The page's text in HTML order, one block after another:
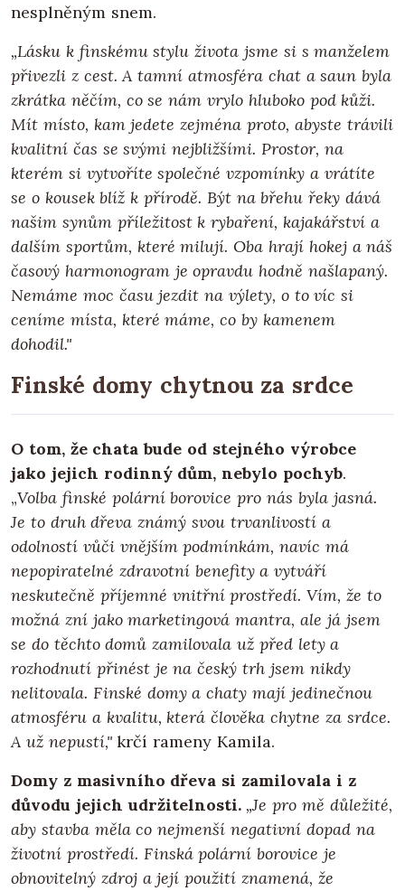
nesplněným snem.
„Lásku k finskému stylu života jsme si s manželem
přivezli z cest. A tamní atmosféra chat a saun byla
zkrátka něčím, co se nám vrylo hluboko pod kůži.
Mít místo, kam jedete zejména proto, abyste trávili
kvalitní čas se svými nejbližšími. Prostor, na
kterém si vytvoříte společné vzpomínky a vrátíte
se o kousek blíž k přírodě. Být na břehu řeky dává
našim synům příležitost k rybaření, kajakářství a
dalším sportům, které milují. Oba hrají hokej a náš
časový harmonogram je opravdu hodně našlapaný.
Nemáme moc času jezdit na výlety, o to víc si
ceníme místa, které máme, co by kamenem
dohodil."
Finské domy chytnou za srdce
O tom, že chata bude od stejného výrobce
jako jejich rodinný dům, nebylo pochyb.
„Volba finské polární borovice pro nás byla jasná.
Je to druh dřeva známý svou trvanlivostí a
odolností vůči vnějším podmínkám, navíc má
nepopiratelné zdravotní benefity a vytváří
neskutečně příjemné vnitřní prostředí. Vím, že to
možná zní jako marketingová mantra, ale já jsem
se do těchto domů zamilovala už před lety a
rozhodnutí přinést je na český trh jsem nikdy
nelitovala. Finské domy a chaty mají jedinečnou
atmosféru a kvalitu, která člověka chytne za srdce.
A už nepustí,"krčí rameny Kamila.
Domy z masivního dřeva si zamilovala i z
důvodu jejich udržitelnosti. „Je pro mě důležité,
aby stavba měla co nejmenší negativní dopad na
životní prostředí. Finská polární borovice je
obnovitelný zdroj a její použití znamená, že